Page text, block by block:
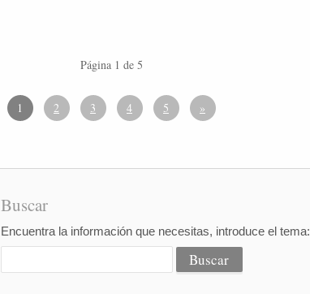
Página 1 de 5
1 2 3 4 5 »
Buscar
Encuentra la información que necesitas, introduce el tema: